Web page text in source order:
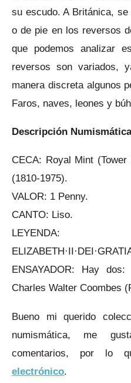
su escudo. A Británica,
o de pie en los reversos
que podemos analizar
reversos son variados,
manera discreta algunos
Faros, naves, leones y
Descripción
CECA: Royal Mint
(1810-1975).
VALOR: 1 Penny.
CANTO: Liso.
ENSAYADOR: Hay
Charles Walter Coombes
Bueno mi querido
numismática, me
comentarios, por lo
electrónico.